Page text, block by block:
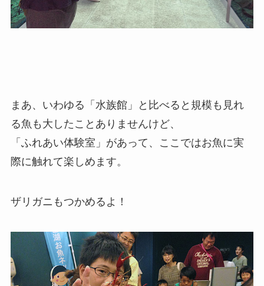
まあ、いわゆる「水族館」と比べると規模も見れ
る魚も大したことありませんけど、
「ふれあい体験室」があって、ここではお魚に実
際に触れて楽しめます。
ザリガニもつかめるよ！